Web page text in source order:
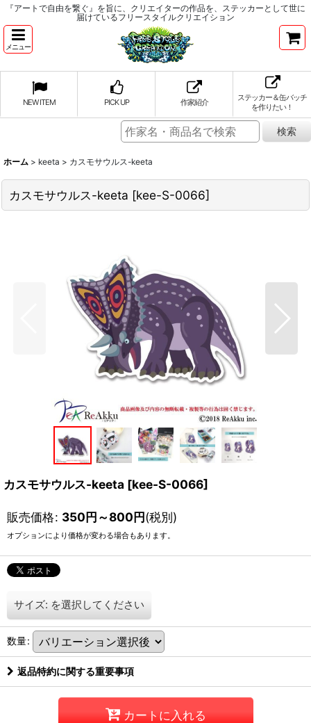
『アートで自由を繋ぐ』を旨に、クリエイターの作品を、ステッカーとして世に
届けているフリースタイルクリエイション
メニュー
NEW ITEM PICK UP 作家紹介
ステッカー＆缶バッチ
を作りたい！
ホーム > keeta > カスモサウルス-keeta
カスモサウルス-keeta [kee-S-0066]
カスモサウルス-keeta [kee-S-0066]
販売価格: 350円～800円(税別)
オプションにより価格が変わる場合もあります。
サイズ: を選択してください
数量:
返品特約に関する重要事項
カートに入れる